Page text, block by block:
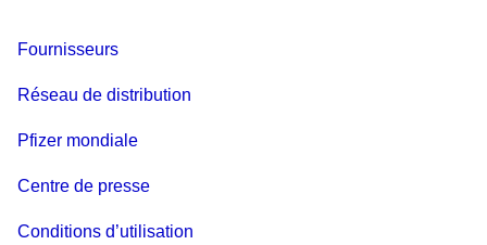
Fournisseurs
Réseau de distribution
Pfizer mondiale
Centre de presse
Conditions d’utilisation